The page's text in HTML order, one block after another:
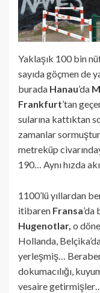
Yaklaşık 100 bin
sayıda göçmen de
burada Hanau’da
Frankfurt’tan
sularına kattıktan
zamanlar
metreküp
190… Aynı hızda
1100’lü yıllardan
itibaren Fransa’da
Hugenotlar, o
Hollanda,
yerleşmiş…
dokumacılığı,
vesaire